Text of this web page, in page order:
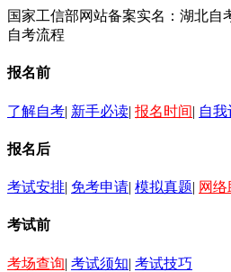
国家工信部网站备案实名：湖北自
自考流程
报名前
了解自考| 新手必读| 报名时间| 自我
报名后
考试安排| 免考申请| 模拟真题| 网络
考试前
考场查询| 考试须知| 考试技巧